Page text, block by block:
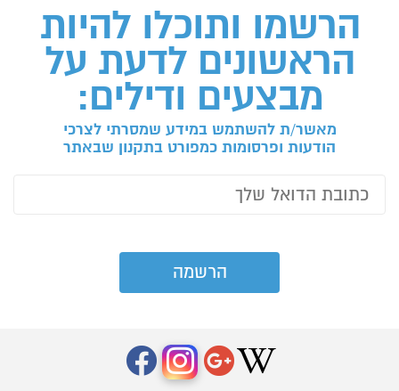
הרשמו ותוכלו להיות
הראשונים לדעת על
מבצעים ודילים:
מאשר/ת להשתמש במידע שמסרתי לצרכי
הודעות ופרסומות כמפורט בתקנון שבאתר